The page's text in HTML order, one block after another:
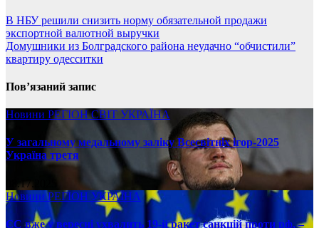
В НБУ решили снизить норму обязательной продажи
экспортной валютной выручки
Домушники из Болградского района неудачно “обчистили”
квартиру одесситки
Пов’язаний запис
Новини РЕГІОНСВІТ УКРАЇНА
У загальному медальному заліку Всесвітніх ігор-2025
Україна третя
08.17.2025
НовиниРЕГІОН УКРАЇНА
ЄС вже у вересні ухвалить 19-й ракет санкцій проти рф, –